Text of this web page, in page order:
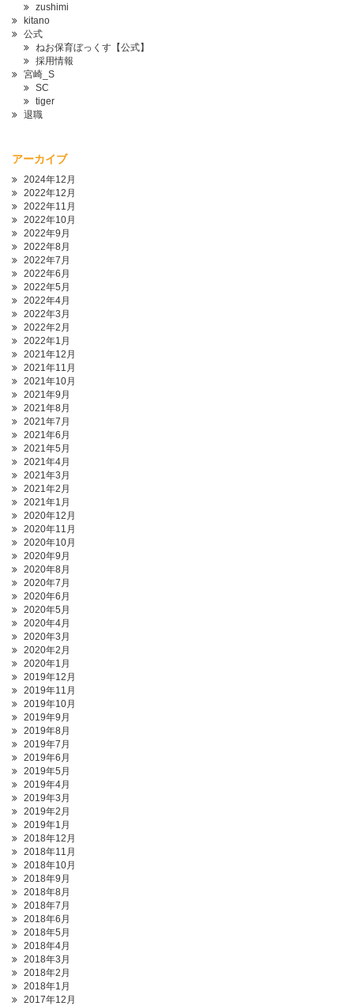
zushimi
kitano
公式
ねお保育ぼっくす【公式】
採用情報
宮崎_S
SC
tiger
退職
アーカイブ
2024年12月
2022年12月
2022年11月
2022年10月
2022年9月
2022年8月
2022年7月
2022年6月
2022年5月
2022年4月
2022年3月
2022年2月
2022年1月
2021年12月
2021年11月
2021年10月
2021年9月
2021年8月
2021年7月
2021年6月
2021年5月
2021年4月
2021年3月
2021年2月
2021年1月
2020年12月
2020年11月
2020年10月
2020年9月
2020年8月
2020年7月
2020年6月
2020年5月
2020年4月
2020年3月
2020年2月
2020年1月
2019年12月
2019年11月
2019年10月
2019年9月
2019年8月
2019年7月
2019年6月
2019年5月
2019年4月
2019年3月
2019年2月
2019年1月
2018年12月
2018年11月
2018年10月
2018年9月
2018年8月
2018年7月
2018年6月
2018年5月
2018年4月
2018年3月
2018年2月
2018年1月
2017年12月